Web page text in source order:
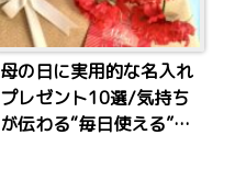
母の日に実用的な名入れ
プレゼント10選/気持ち
が伝わる“毎日使える”ギ